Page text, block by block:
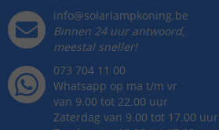
info@solarlampkoning.be
Binnen 24 uur antwoord,
meestal sneller!
073 704 11 00
Whatsapp op ma t/m vr
van 9.00 tot 22.00 uur
Zaterdag van 9.00 tot 17.00 uur